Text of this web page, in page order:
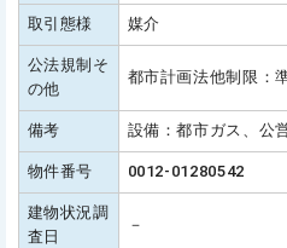
取引態様 媒介
公法規制そ
の他
都市計画法他制限：
備考 設備：都市ガス、公
物件番号 0012-01280542
建物状況調
査日
－